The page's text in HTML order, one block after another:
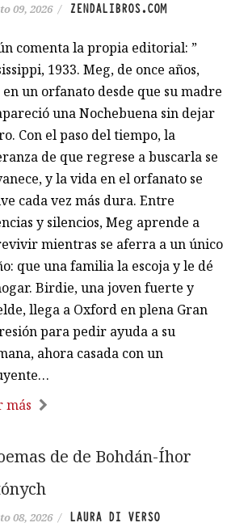
09, 2026 / ZENDALIBROS.COM
comenta la propia editorial: ”
1933. Meg, de once años,
un orfanato desde que su madre
una Nochebuena sin dejar
Con el paso del tiempo, la
de que regrese a buscarla se
y la vida en el orfanato se
cada vez más dura. Entre
y silencios, Meg aprende a
mientras se aferra a un único
que una familia la escoja y le dé
Birdie, una joven fuerte y
llega a Oxford en plena Gran
para pedir ayuda a su
ahora casada con un
más
de de Bohdán-Íhor
08, 2026 / LAURA DI VERSO